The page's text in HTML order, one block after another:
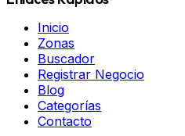
Inicio
Zonas
Buscador
Registrar Negocio
Blog
Categorías
Contacto